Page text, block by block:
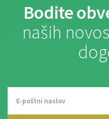
Bodite
naših